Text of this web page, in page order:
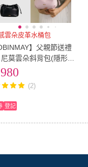
雲朵皮革水桶包
】父親節送禮
莫雲朵斜背包(隱形磁
口封口/多色任選/女
(2)
登記